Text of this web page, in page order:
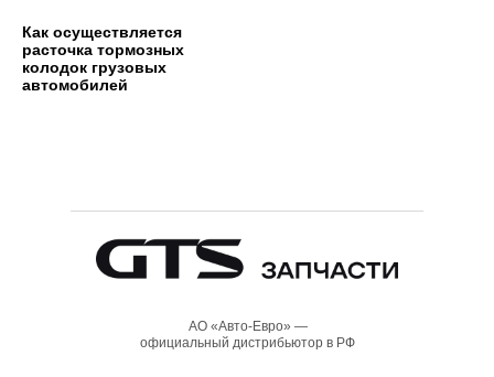
Как осуществляется
расточка тормозных
колодок грузовых
автомобилей
АО «Авто-Евро» —
официальный дистрибьютор в РФ